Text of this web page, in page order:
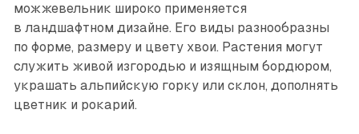
можжевельник широко применяется
в ландшафтном дизайне. Его виды разнообразны
по форме, размеру и цвету хвои. Растения могут
служить живой изгородью и изящным бордюром,
украшать альпийскую горку или склон, дополнять
цветник и рокарий.